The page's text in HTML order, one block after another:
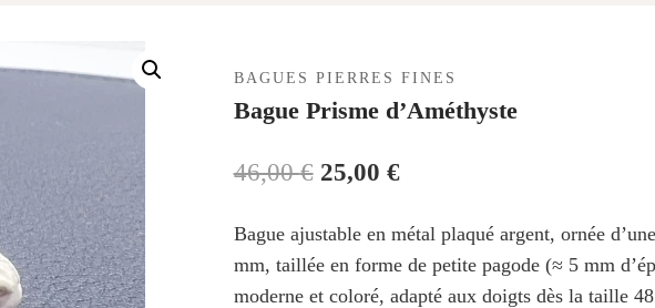
BAGUES PIERRES FINES
Bague Prisme d’Améthyste
46,00€ Le
initial
était :
25,00 €Le
actuel
est :
Bague ajustable en métal plaqué argent, ornée
mm, taillée en forme de petite pagode (≈ 5 mm
moderne et coloré, adapté aux doigts dès la taille